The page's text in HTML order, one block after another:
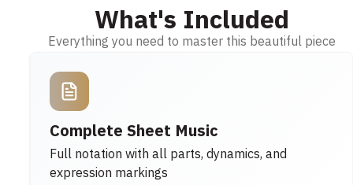
What's Included
Everything you need to master this beautiful piece
Complete Sheet Music
Full notation with all parts, dynamics, and
expression markings